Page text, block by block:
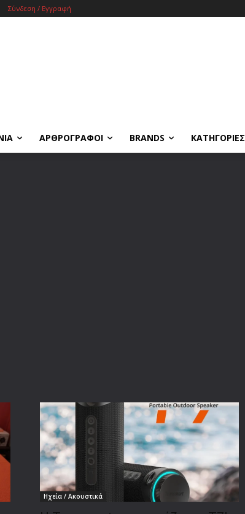
Σύνδεση / Εγγραφή
ΑΡΘΡΟΓΡΑΦΟΙ BRANDS ΚΑΤΗΓΟΡΙΕΣ
Ηχεία / Ακουστικά